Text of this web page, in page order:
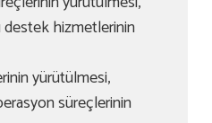
destek hizmetlerinin
yürütülmesi,
süreçlerinin